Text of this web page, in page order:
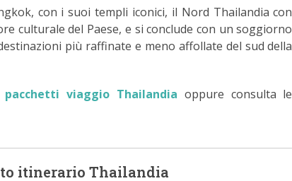
con i suoi templi iconici, il Nord Thailandia con
culturale del Paese, e si conclude con un soggiorno
più raffinate e meno affollate del sud della
pacchetti viaggio Thailandia oppure consulta le
itinerario Thailandia